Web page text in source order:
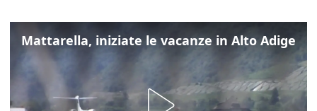
Mattarella, iniziate le vacanze in Alto Adige